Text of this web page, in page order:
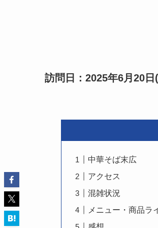
訪問日：2025年6月20日
中華そば末広
アクセス
混雑状況
メニュー・商品ラ